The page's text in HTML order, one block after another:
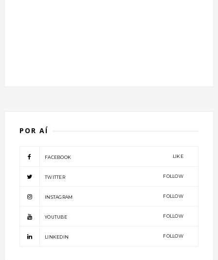
POR AÍ
FACEBOOK LIKE
TWITTER FOLLOW
INSTAGRAM FOLLOW
YOUTUBE FOLLOW
LINKEDIN FOLLOW